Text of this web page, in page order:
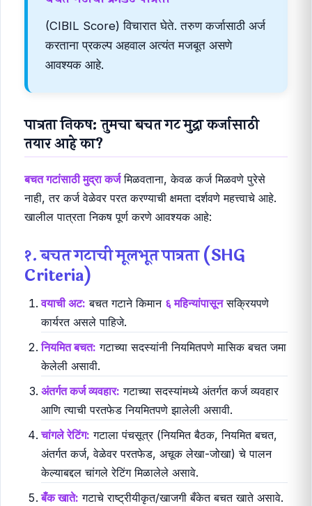
(CIBIL Score) विचारात घेते. तरुण कर्जासाठी अर्ज
करताना प्रकल्प अहवाल अत्यंत मजबूत असणे
आवश्यक आहे.
पात्रता निकष: तुमचा बचत गट मुद्रा कर्जासाठी
तयार आहे का?
बचत गटांसाठी मुद्रा कर्जमिळवताना, केवळ कर्ज मिळवणे पुरेसे
नाही, तर कर्ज वेळेवर परत करण्याची क्षमता दर्शवणे महत्त्वाचे आहे.
खालील पात्रता निकष पूर्ण करणे आवश्यक आहे:
१. बचत गटाची मूलभूत पात्रता (SHG
Criteria)
वयाची अट: बचत गटाने किमान ६ महिन्यांपासूनसक्रियपणे
कार्यरत असले पाहिजे.
नियमित बचत: गटाच्या सदस्यांनी नियमितपणे मासिक बचत जमा
केलेली असावी.
अंतर्गत कर्ज व्यवहार: गटाच्या सदस्यांमध्ये अंतर्गत कर्ज व्यवहार
आणि त्याची परतफेड नियमितपणे झालेली असावी.
चांगले रेटिंग: गटाला पंचसूत्र (नियमित बैठक, नियमित बचत,
अंतर्गत कर्ज, वेळेवर परतफेड, अचूक लेखा-जोखा) चे पालन
केल्याबद्दल चांगले रेटिंग मिळालेले असावे.
बँक खाते: गटाचे राष्ट्रीयीकृत/खाजगी बँकेत बचत खाते असावे.